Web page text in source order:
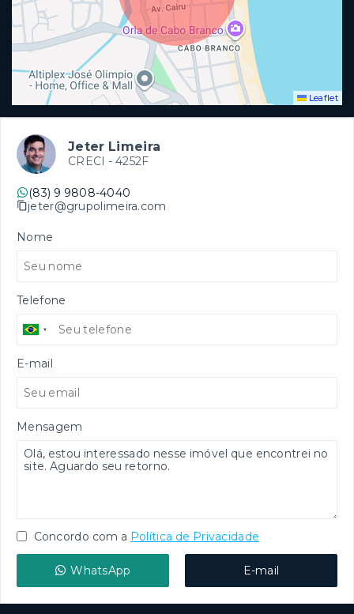
Leaflet
Jeter Limeira
CRECI - 4252F
(83) 9 9808-4040
jeter@grupolimeira.com
Nome
Telefone
E-mail
Mensagem
Concordo com a Política de Privacidade
WhatsApp E-mail